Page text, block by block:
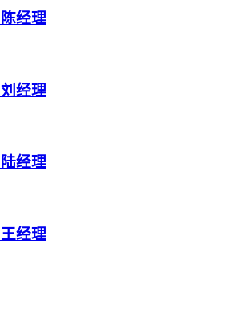
陈经理
刘经理
陆经理
王经理